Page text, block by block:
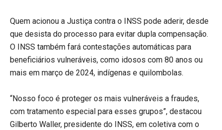
Quem acionou a Justiça contra o INSS pode aderir, desde
que desista do processo para evitar dupla compensação.
O INSS também fará contestações automáticas para
beneficiários vulneráveis, como idosos com 80 anos ou
mais em março de 2024, indígenas e quilombolas.
“Nosso foco é proteger os mais vulneráveis a fraudes,
com tratamento especial para esses grupos”, destacou
Gilberto Waller, presidente do INSS, em coletiva com o